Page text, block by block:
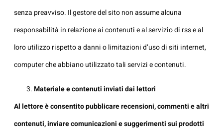
senza preavviso. Il gestore del sito non assume alcuna
responsabilità in relazione ai contenuti e al servizio di rss e al
loro utilizzo rispetto a danni o limitazioni d’uso di siti internet,
computer che abbiano utilizzato tali servizi e contenuti.
Materiale e contenuti inviati dai lettori
Al lettore è consentito pubblicare recensioni, commenti e altri
contenuti, inviare comunicazioni e suggerimenti sui prodotti